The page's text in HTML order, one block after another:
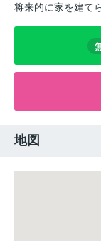
将来的に家を建て
地図